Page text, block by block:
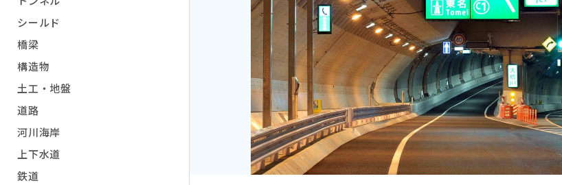
シールド
橋梁
構造物
土工・地盤
道路
河川海岸
上下水道
鉄道